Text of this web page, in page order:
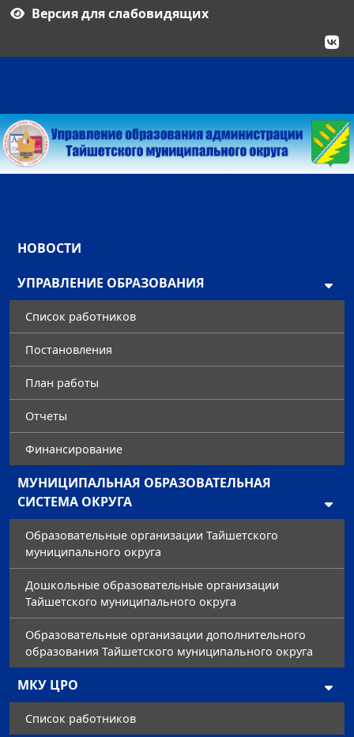
Версия для слабовидящих
НОВОСТИ
УПРАВЛЕНИЕ ОБРАЗОВАНИЯ
Список работников
Постановления
План работы
Отчеты
Финансирование
МУНИЦИПАЛЬНАЯ ОБРАЗОВАТЕЛЬНАЯ
СИСТЕМА ОКРУГА
Образовательные организации Тайшетского
муниципального округа
Дошкольные образовательные организации
Тайшетского муниципального округа
Образовательные организации дополнительного
образования Тайшетского муниципального округа
МКУ ЦРО
Список работников